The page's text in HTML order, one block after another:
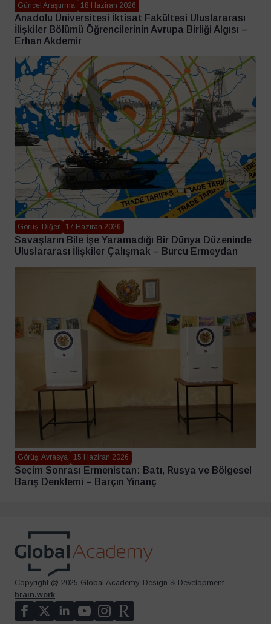
Güncel Araştırma 18 Haziran 2026
Anadolu Üniversitesi İktisat Fakültesi Uluslararası
İlişkiler Bölümü Öğrencilerinin Avrupa Birliği Algısı –
Erhan Akdemir
Görüş, Diğer 17 Haziran 2026
Savaşların Bile İşe Yaramadığı Bir Dünya Düzeninde
Uluslararası İlişkiler Çalışmak – Burcu Ermeydan
Görüş, Avrasya 15 Haziran 2026
Seçim Sonrası Ermenistan: Batı, Rusya ve Bölgesel
Barış Denklemi – Barçın Yinanç
Copyright @ 2025 Global Academy. Design & Development
brain.work